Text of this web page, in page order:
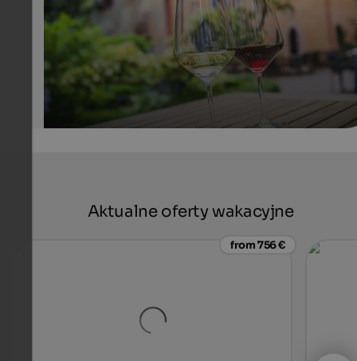
IDM Südtirol - Achim Meurer
Aktualne oferty wakacyjne
from 756 €